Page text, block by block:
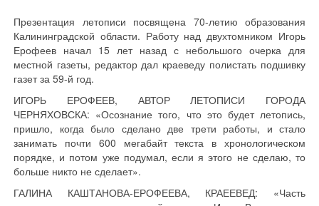
Презентация летописи посвящена 70-летию образования
Калининградской области. Работу над двухтомником Игорь
Ерофеев начал 15 лет назад с небольшого очерка для
местной газеты, редактор дал краеведу полистать подшивку
газет за 59-й год.
ИГОРЬ ЕРОФЕЕВ, АВТОР ЛЕТОПИСИ ГОРОДА
ЧЕРНЯХОВСКА: «Осознание того, что это будет летопись,
пришло, когда было сделано две трети работы, и стало
занимать почти 600 мегабайт текста в хронологическом
порядке, и потом уже подумал, если я этого не сделаю, то
больше никто не сделает».
ГАЛИНА КАШТАНОВА-ЕРОФЕЕВА, КРАЕЕВЕД: «Часть